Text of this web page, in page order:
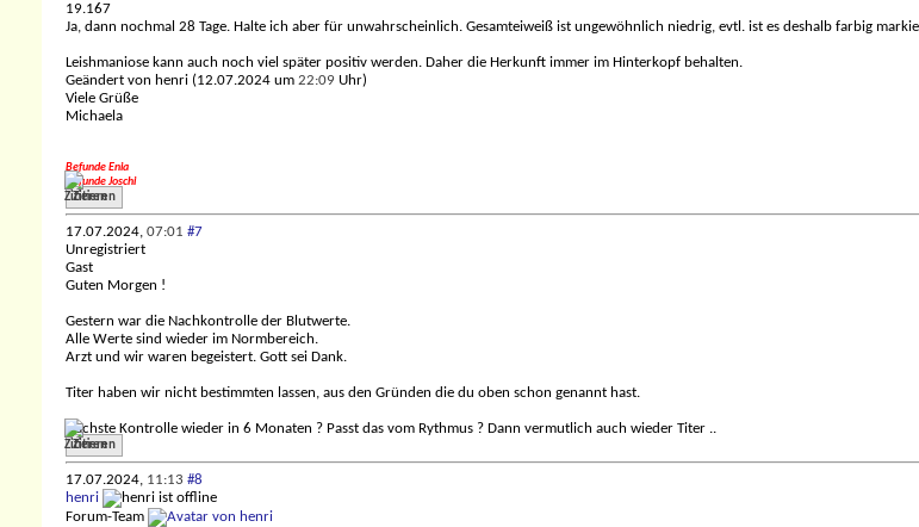
19.167
Ja, dann nochmal 28 Tage. Halte ich aber für unwahrscheinlich. Gesamteiweiß ist ungewöhnlich niedrig, evtl. ist es deshalb farbig
Leishmaniose kann auch noch viel später positiv werden. Daher die Herkunft immer im Hinterkopf behalten.
Geändert von henri (12.07.2024 um 22:09 Uhr)
Viele Grüße
Michaela
Befunde Enia
Befunde Joschi
Zitieren
17.07.2024, 07:01 #7
Unregistriert
Gast
Guten Morgen !
Gestern war die Nachkontrolle der Blutwerte.
Alle Werte sind wieder im Normbereich.
Arzt und wir waren begeistert. Gott sei Dank.
Titer haben wir nicht bestimmten lassen, aus den Gründen die du oben schon genannt hast.
Nächste Kontrolle wieder in 6 Monaten ? Passt das vom Rythmus ? Dann vermutlich auch wieder Titer ..
Zitieren
17.07.2024, 11:13 #8
henri
Forum-Team